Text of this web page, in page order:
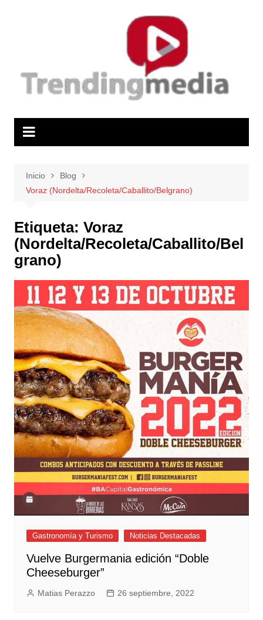
Inicio
Blog
Voraz (Nordelta/Recoleta/Caballito/Belgrano)
Etiqueta: Voraz
(Nordelta/Recoleta/Caballito/Bel
grano)
Gastronomía y Turismo Noticias Destacadas
Vuelve Burgermania edición “Doble
Cheeseburger”
Matias Perazzo 26 septiembre, 2022